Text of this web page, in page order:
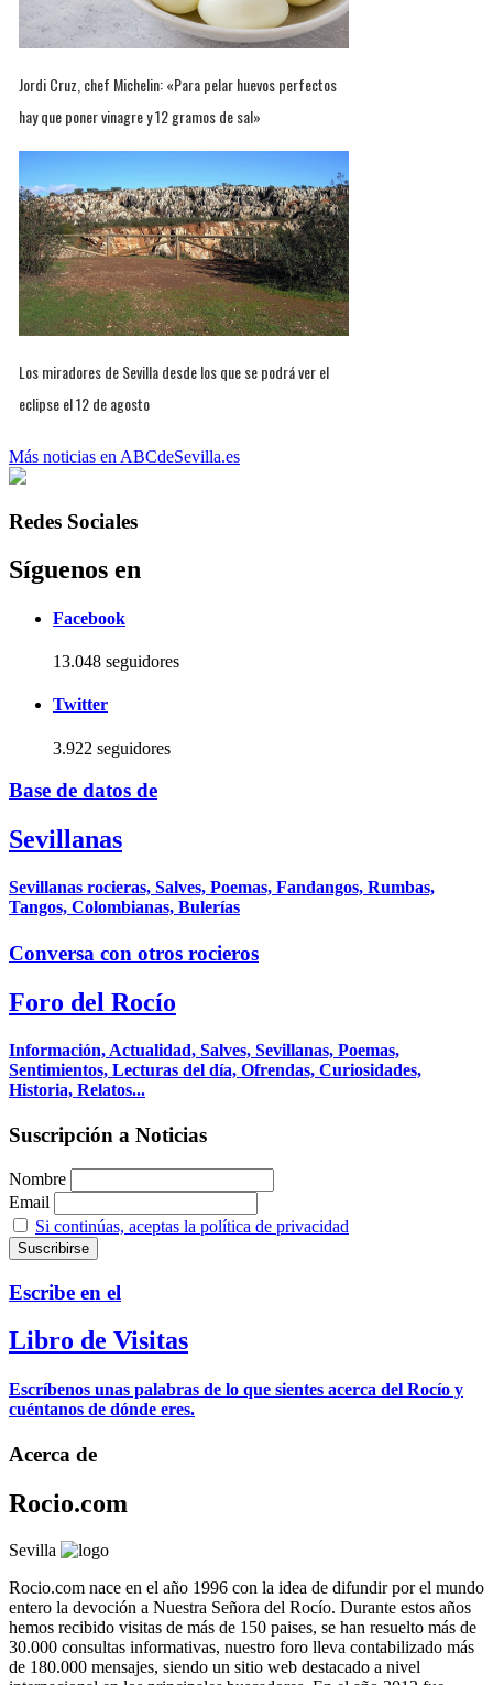
Jordi Cruz, chef Michelin: «Para pelar huevos perfectos
hay que poner vinagre y 12 gramos de sal»
Los miradores de Sevilla desde los que se podrá ver el
eclipse el 12 de agosto
Más noticias en ABCdeSevilla.es
Redes Sociales
Síguenos en
Facebook
13.048 seguidores
Twitter
3.922 seguidores
Base de datos de
Sevillanas
Sevillanas rocieras, Salves, Poemas, Fandangos, Rumbas,
Tangos, Colombianas, Bulerías
Conversa con otros rocieros
Foro del Rocío
Información, Actualidad, Salves, Sevillanas, Poemas,
Sentimientos, Lecturas del día, Ofrendas, Curiosidades,
Historia, Relatos...
Suscripción a Noticias
Nombre
Email
Si continúas, aceptas la política de privacidad
Escribe en el
Libro de Visitas
Escríbenos unas palabras de lo que sientes acerca del Rocío y
cuéntanos de dónde eres.
Acerca de
Rocio.com
Sevilla
Rocio.com nace en el año 1996 con la idea de difundir por el mundo
entero la devoción a Nuestra Señora del Rocío. Durante estos años
hemos recibido visitas de más de 150 paises, se han resuelto más de
30.000 consultas informativas, nuestro foro lleva contabilizado más
de 180.000 mensajes, siendo un sitio web destacado a nivel